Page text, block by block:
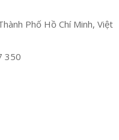
Phố Hồ Chí Minh, Việt
350